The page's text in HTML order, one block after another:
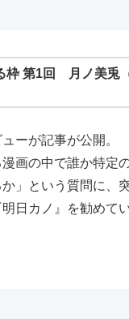
枠 第1回 月ノ美兎
ーが記事が公開。
漫画の中で誰か特定
」という質問に、
日カノ』を勧めてい